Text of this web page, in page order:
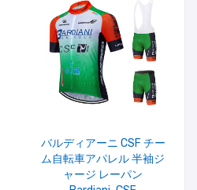
バルディアーニ CSF チー
ム自転車アパレル 半袖ジ
ャージ レーパン